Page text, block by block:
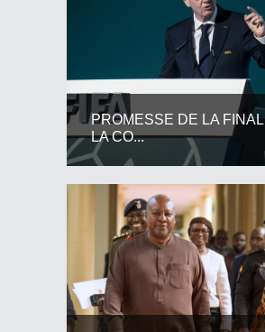
PROMESSE DE LA
LA CO...